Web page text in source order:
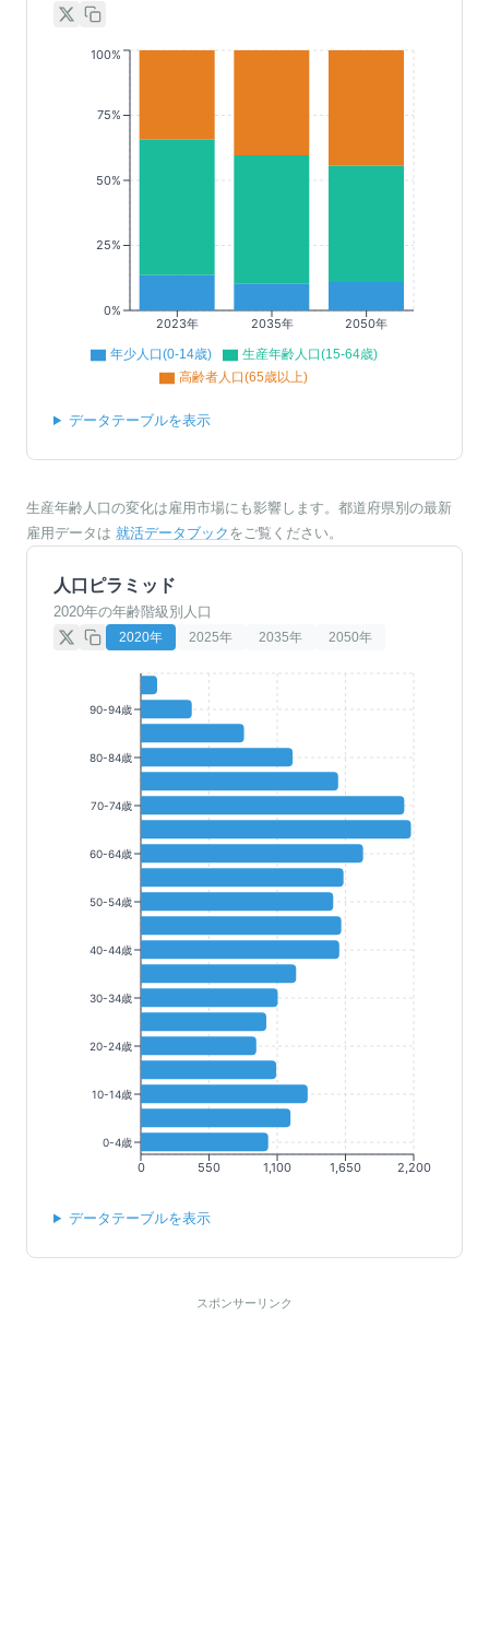
2023年 2035年 2050年
0%
25%
50%
75%
100%
年少人口(0-14歳)
生産年齢人口(15-64歳)
高齢者人口(65歳以上)
データテーブルを表示
生産年齢人口の変化は雇用市場にも影響します。都道府県別の最新
雇用データは 就活データブック をご覧ください。
人口ピラミッド
2020年の年齢階級別人口
2020年 2025年 2035年 2050年
0 550 1,100 1,650 2,200
90-94歳
80-84歳
70-74歳
60-64歳
50-54歳
40-44歳
30-34歳
20-24歳
10-14歳
0-4歳
データテーブルを表示
スポンサーリンク